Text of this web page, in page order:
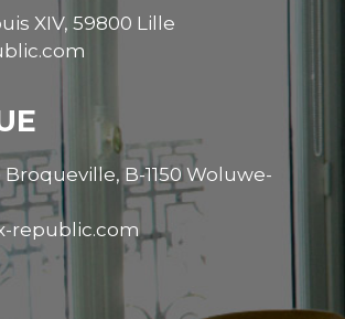
XIV, 59800 Lille
Broqueville, B-1150 Woluwe-
republic.com